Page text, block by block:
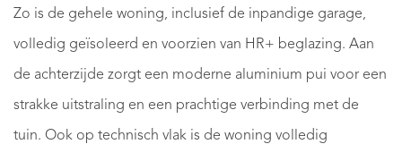
Zo is de gehele woning, inclusief de inpandige garage,
volledig geïsoleerd en voorzien van HR+ beglazing. Aan
de achterzijde zorgt een moderne aluminium pui voor een
strakke uitstraling en een prachtige verbinding met de
tuin. Ook op technisch vlak is de woning volledig